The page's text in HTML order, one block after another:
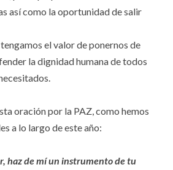
así como la oportunidad de salir
el valor de ponernos de
la dignidad humana de todos
oración por la PAZ, como hemos
a lo largo de este año:
de mí un instrumento de tu